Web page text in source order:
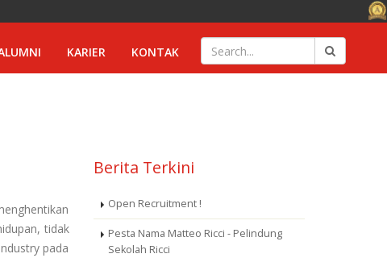
KARIER KONTAK
tidak
pada
Berita Terkini
Open Recruitment !
Pesta Nama Matteo Ricci - Pelindung
Sekolah Ricci